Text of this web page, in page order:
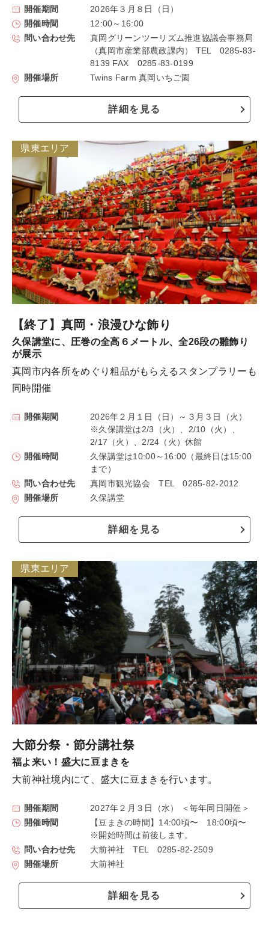
開催期間
2026年３月８日（日）
開催時間
12:00～16:00
問い合わせ先
真岡グリーンツーリズム推進協議会事務局
（真岡市産業部農政課内） TEL 0285-83-
8139 FAX 0285-83-0199
開催場所
Twins Farm 真岡いちご園
詳細を見る
【終了】真岡・浪漫ひな飾り
県東エリア
久保講堂に、圧巻の全高６メートル、全26段の雛飾り
が展示
真岡市内各所をめぐり粗品がもらえるスタンプラリーも
同時開催
開催期間
2026年２月１日（日）～３月３日（火）
※久保講堂は2/3（火）、2/10（火）、
2/17（火）、2/24（火）休館
開催時間
久保講堂は10:00～16:00（最終日は15:00
まで）
問い合わせ先
真岡市観光協会 TEL 0285-82-2012
開催場所
久保講堂
詳細を見る
大節分祭・節分講社祭
県東エリア
福よ来い！盛大に豆まきを
大前神社境内にて、盛大に豆まきを行います。
開催期間
2027年２月３日（水） ＜毎年同日開催＞
開催時間
【豆まきの時間】14:00頃〜 18:00頃〜
※開始時間は前後します。
問い合わせ先
大前神社 TEL 0285-82-2509
開催場所
大前神社
詳細を見る